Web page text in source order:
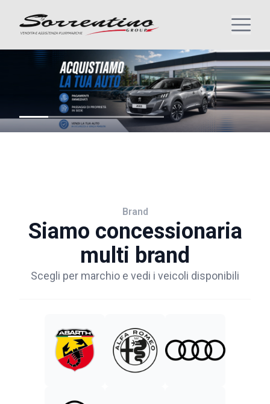
Brand
Siamo concessionaria
multi brand
Scegli per marchio e vedi i veicoli disponibili